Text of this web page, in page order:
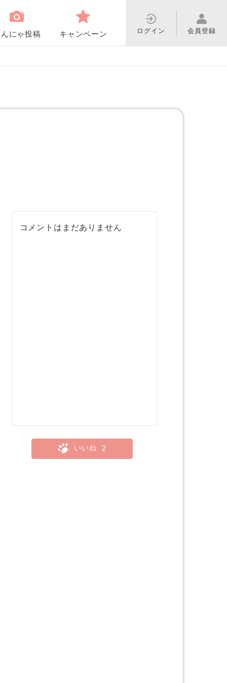
ログイン 会員登録
にゃ投稿 キャンペーン
コメントはまだありません
いいね 2